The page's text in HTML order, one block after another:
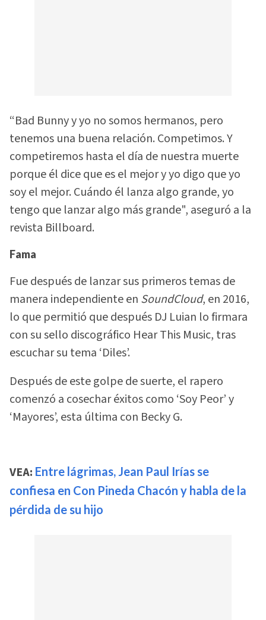
“Bad Bunny y yo no somos hermanos, pero
tenemos una buena relación. Competimos. Y
competiremos hasta el día de nuestra muerte
porque él dice que es el mejor y yo digo que yo
soy el mejor. Cuándo él lanza algo grande, yo
tengo que lanzar algo más grande", aseguró a la
revista Billboard.
Fama
Fue después de lanzar sus primeros temas de
manera independiente en SoundCloud, en 2016,
lo que permitió que después DJ Luian lo firmara
con su sello discográfico Hear This Music, tras
escuchar su tema ‘Diles’.
Después de este golpe de suerte, el rapero
comenzó a cosechar éxitos como ‘Soy Peor’ y
‘Mayores’, esta última con Becky G.
VEA: Entre lágrimas, Jean Paul Irías se
confiesa en Con Pineda Chacón y habla de la
pérdida de su hijo